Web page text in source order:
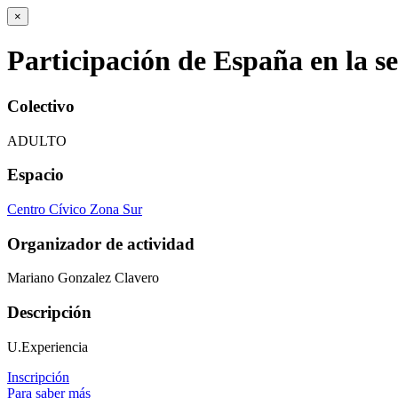
×
Participación de España en la
Colectivo
ADULTO
Espacio
Centro Cívico Zona Sur
Organizador de actividad
Mariano Gonzalez Clavero
Descripción
U.Experiencia
Inscripción
Para saber más